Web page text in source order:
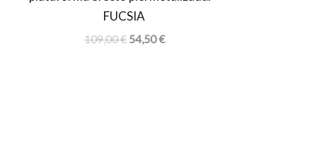
FUCSIA
109,00€ 54,50€